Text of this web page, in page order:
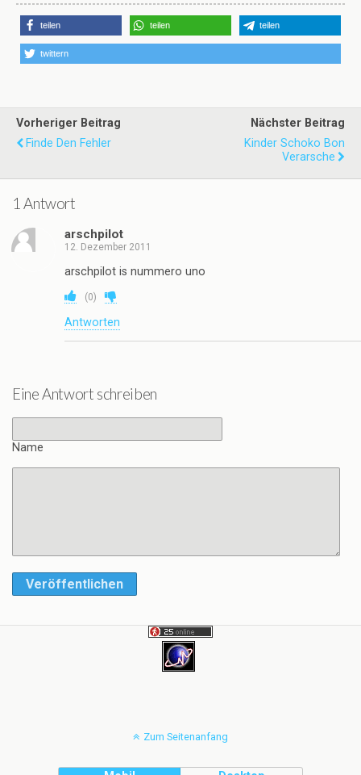
teilen teilen teilen
twittern
Vorheriger Beitrag
Finde Den Fehler
Nächster Beitrag
Kinder Schoko Bon
Verarsche
1 Antwort
arschpilot
12. Dezember 2011
arschpilot is nummero uno
(0)
Antworten
Eine Antwort schreiben
Name
Veröffentlichen
Zum Seitenanfang